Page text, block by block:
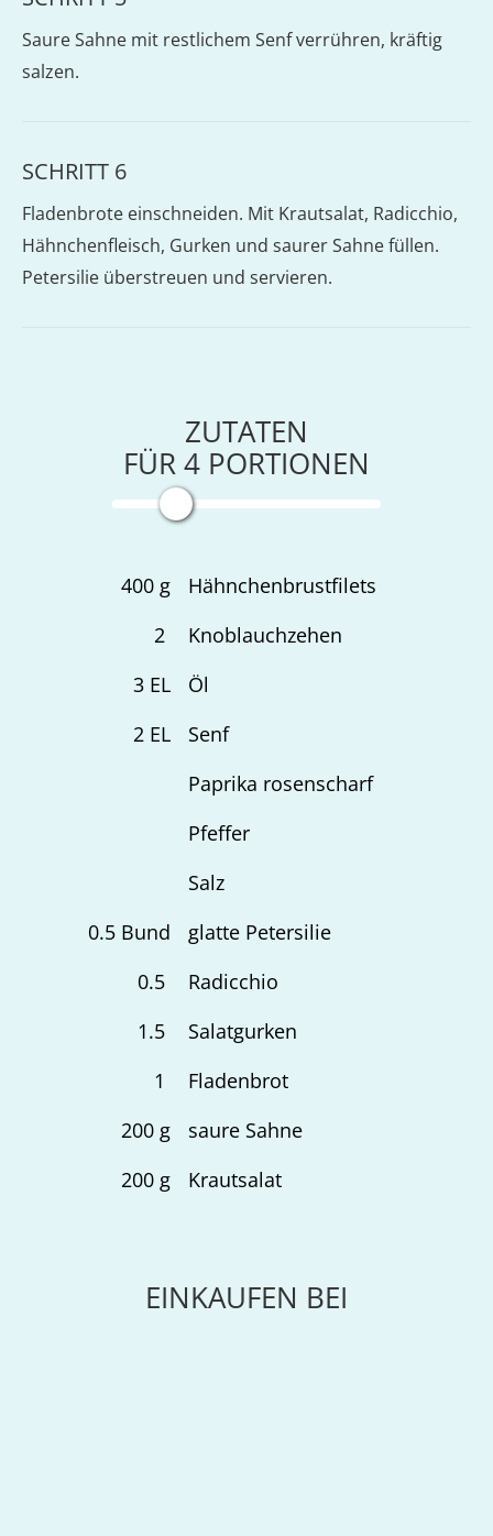
Saure Sahne mit restlichem Senf verrühren, kräftig
salzen.
SCHRITT 6
Fladenbrote einschneiden. Mit Krautsalat, Radicchio,
Hähnchenfleisch, Gurken und saurer Sahne füllen.
Petersilie überstreuen und servieren.
ZUTATEN
FÜR4 PORTIONEN
400g
Hähnchenbrustfilets
2
Knoblauchzehen
3EL
Öl
2EL
Senf
Paprika rosenscharf
Pfeffer
Salz
0.5Bund
glatte Petersilie
0.5
Radicchio
1.5
Salatgurken
1
Fladenbrot
200g
saure Sahne
200g Krautsalat
EINKAUFEN BEI